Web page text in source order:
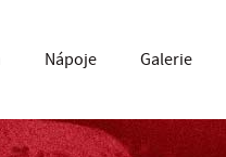
Nápoje Galerie